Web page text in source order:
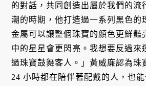
的對話，共同創造出屬於我們的流
潮的時期，他打造過一系列黑色的
金屬可以讓整個珠寶的顏色更鮮豔
中的星星會更閃亮。我想要反過來
過珠寶鼓舞客人。」黃威廉認為珠
24 小時都在陪伴著配戴的人，也